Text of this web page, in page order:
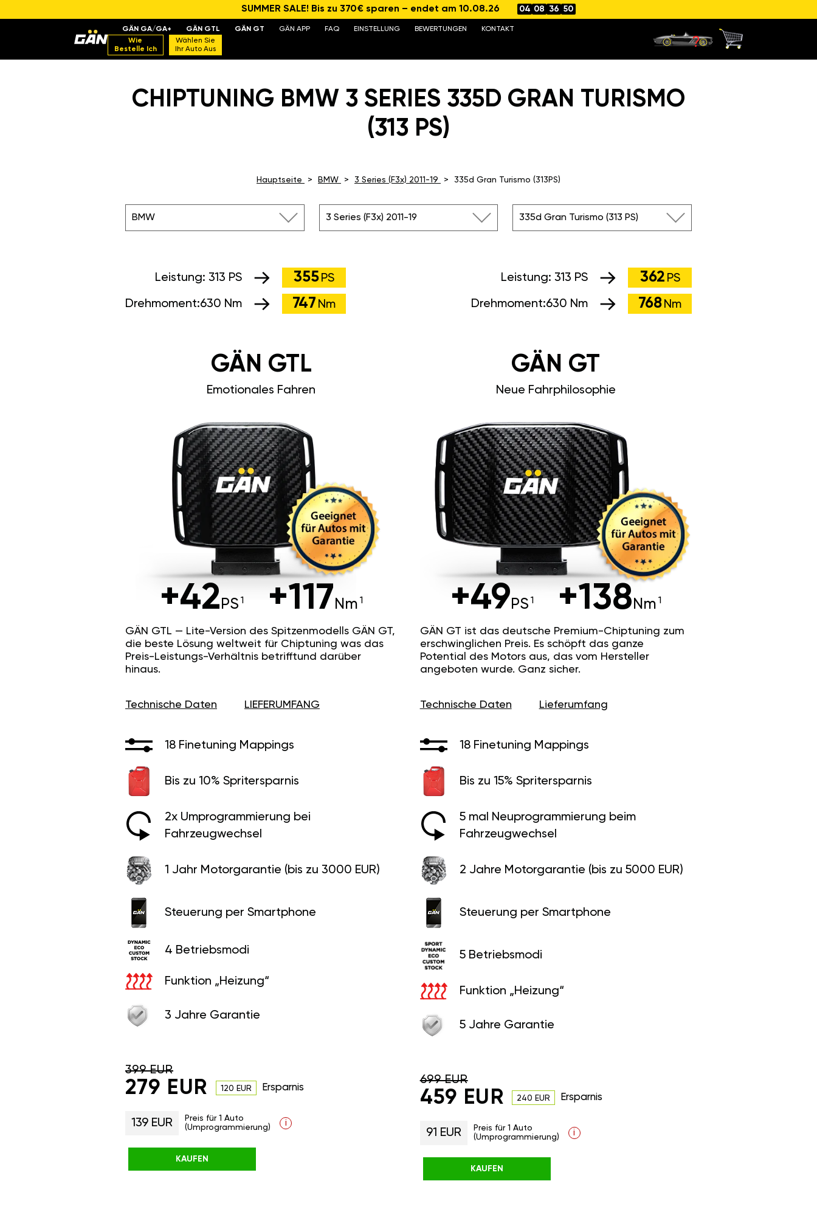
SUMMER SALE! Bis zu 370€ sparen – endet am 10.08.26 04 08 36 49
GÄN GA/GA+ GÄN GTL GÄN GT GÄN APP FAQ EINSTELLUNG BEWERTUNGEN
KONTAKT
Wie
Bestelle Ich
Wählen Sie
Ihr Auto Aus
CHIPTUNING BMW 3 SERIES 335D GRAN TURISMO
(313 PS)
Hauptseite BMW 3 Series (F3x) 2011-19 335d Gran Turismo (313PS)
BMW 3 Series (F3x) 2011-19 335d Gran Turismo (313 PS)
Leistung: 313 PS 362 PS
Drehmoment:630 Nm 768 Nm
Leistung: 313 PS 355 PS
Drehmoment:630 Nm 747 Nm
GÄN GT
Neue Fahrphilosophie
+49 PS +138 Nm
GÄN GT ist das deutsche Premium-Chiptuning zum
erschwinglichen Preis. Es schöpft das ganze
Potential des Motors aus, das vom Hersteller
angeboten wurde. Ganz sicher.
Technische Daten Lieferumfang
18 Finetuning Mappings
Bis zu 15% Spritersparnis
5 mal Neuprogrammierung beim
Fahrzeugwechsel
2 Jahre Motorgarantie (bis zu 5000 EUR)
Steuerung per Smartphone
5 Betriebsmodi
Funktion „Heizung“
5 Jahre Garantie
699 EUR
459 EUR 240 EUR Ersparnis
91 EUR
Preis für 1 Auto
(Umprogrammierung)
i
KAUFEN
GÄN GTL
Emotionales Fahren
+42 PS +117 Nm
GÄN GTL — Lite-Version des Spitzenmodells GÄN GT,
die beste Lösung weltweit für Chiptuning was das
Preis-Leistungs-Verhältnis betrifftund darüber
hinaus.
Technische Daten LIEFERUMFANG
18 Finetuning Mappings
Bis zu 10% Spritersparnis
2x Umprogrammierung bei
Fahrzeugwechsel
1 Jahr Motorgarantie (bis zu 3000 EUR)
Steuerung per Smartphone
4 Betriebsmodi
Funktion „Heizung“
3 Jahre Garantie
399 EUR
279 EUR 120 EUR Ersparnis
139 EUR
Preis für 1 Auto
(Umprogrammierung)
i
KAUFEN